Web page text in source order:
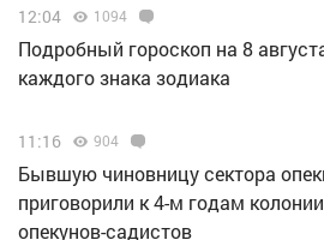
12:04 1094
Подробный гороскоп на 8
каждого знака зодиака
11:16 904
Бывшую чиновницу сектора
приговорили к 4-м годам
опекунов-садистов